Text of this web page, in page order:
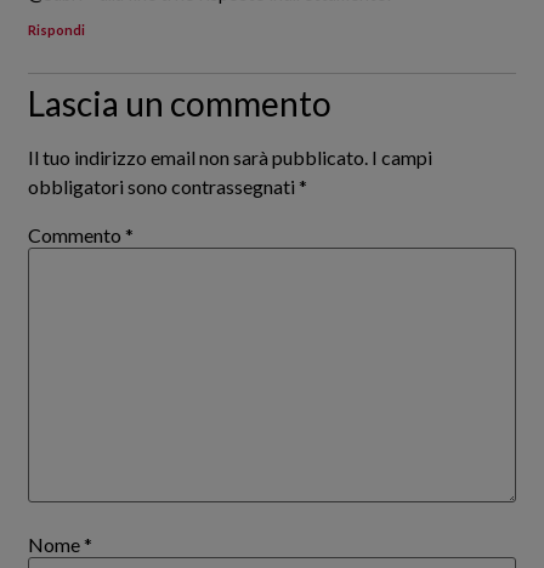
Rispondi
Lascia un commento
Il tuo indirizzo email non sarà pubblicato. I campi
obbligatori sono contrassegnati *
Commento *
Nome *